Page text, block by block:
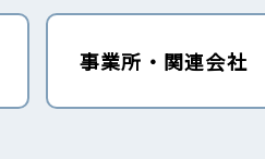
事業所・関連会社